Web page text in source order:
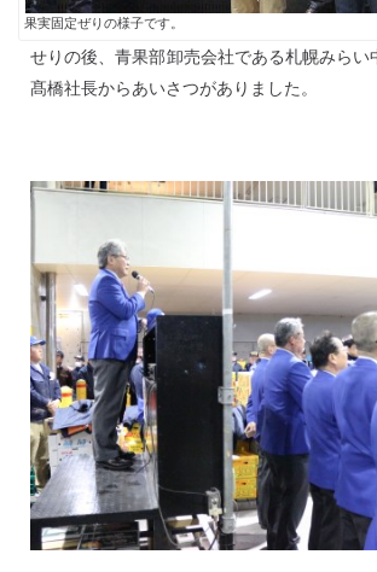
果実固定ぜりの様子です。
せりの後、青果部卸売会社である札幌みらい
髙橋社長からあいさつがありました。